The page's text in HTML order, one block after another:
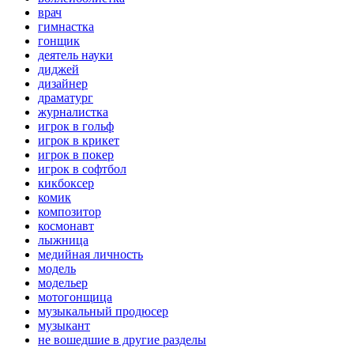
врач
гимнастка
гонщик
деятель науки
диджей
дизайнер
драматург
журналистка
игрок в гольф
игрок в крикет
игрок в покер
игрок в софтбол
кикбоксер
комик
композитор
космонавт
лыжница
медийная личность
модель
модельер
мотогонщица
музыкальный продюсер
музыкант
не вошедшие в другие разделы